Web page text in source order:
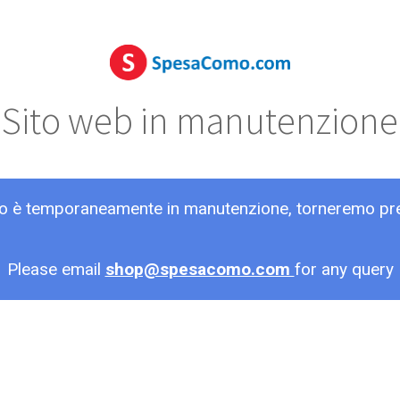
Sito web in manutenzione
è temporaneamente in manutenzione, torneremo
Please email shop@spesacomo.com for any query